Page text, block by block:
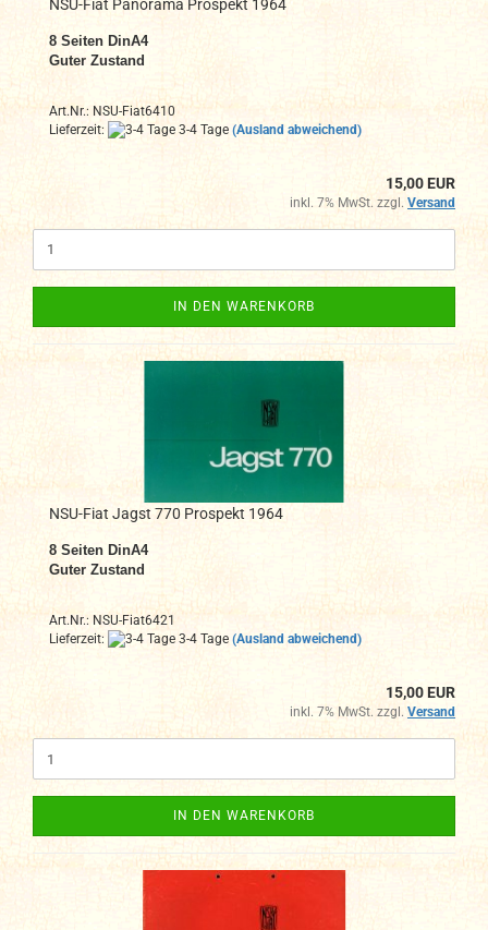
NSU-Fiat Panorama Prospekt 1964
8 Seiten DinA4
Guter Zustand
Art.Nr.: NSU-Fiat6410
Lieferzeit:
3-4 Tage (Ausland abweichend)
15,00 EUR
inkl. 7% MwSt. zzgl. Versand
IN DEN WARENKORB
NSU-Fiat Jagst 770 Prospekt 1964
8 Seiten DinA4
Guter Zustand
Art.Nr.: NSU-Fiat6421
Lieferzeit:
3-4 Tage (Ausland abweichend)
15,00 EUR
inkl. 7% MwSt. zzgl. Versand
IN DEN WARENKORB